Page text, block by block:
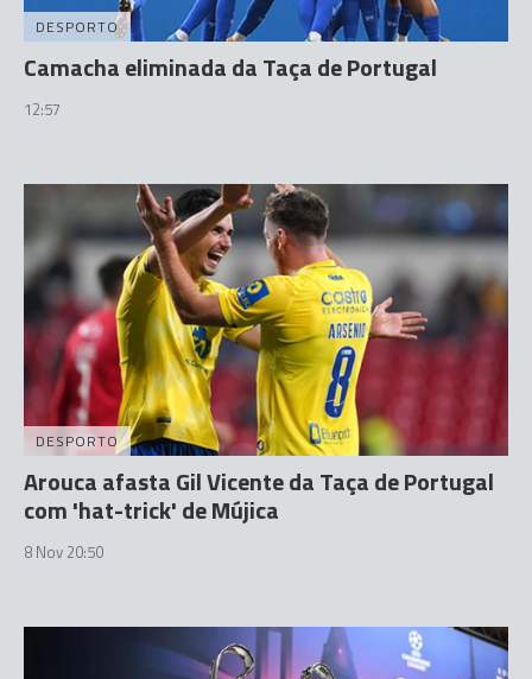
DESPORTO
Camacha eliminada da Taça de Portugal
12:57
DESPORTO
Arouca afasta Gil Vicente da Taça de Portugal
com 'hat-trick' de Mújica
8 Nov 20:50